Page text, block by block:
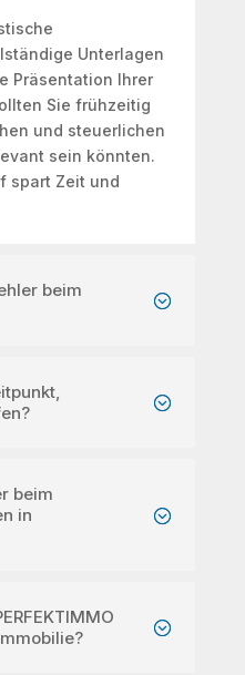
Unterlagen
Präsentation Ihrer
Sie frühzeitig
und steuerlichen
sein könnten.
spart Zeit und
beim
beim
in